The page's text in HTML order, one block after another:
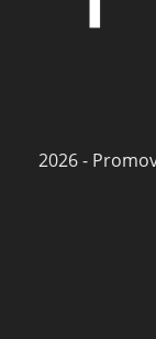
2026 -